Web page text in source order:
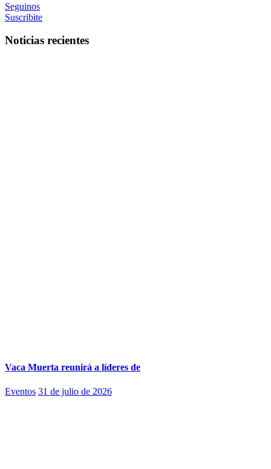
Seguinos
Suscribite
Noticias recientes
Vaca Muerta reunirá a líderes de
Eventos 31 de julio de 2026